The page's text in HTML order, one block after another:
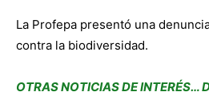
La Profepa presentó una
contra la biodiversidad.
OTRAS NOTICIAS DE INTERÉS…